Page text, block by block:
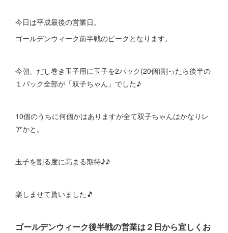
今日は平成最後の営業日。
ゴールデンウィーク前半戦のピークとなります。
今朝、だし巻き玉子用に玉子を2パック(20個)割ったら後半の
１パック全部が「双子ちゃん」でした♪
10個のうちに何個かはありますが全て双子ちゃんはかなりレ
アかと。
玉子を割る度に高まる期待♪♪
楽しませて貰いました🎵
ゴールデンウィーク後半戦の営業は２日から宜しくお